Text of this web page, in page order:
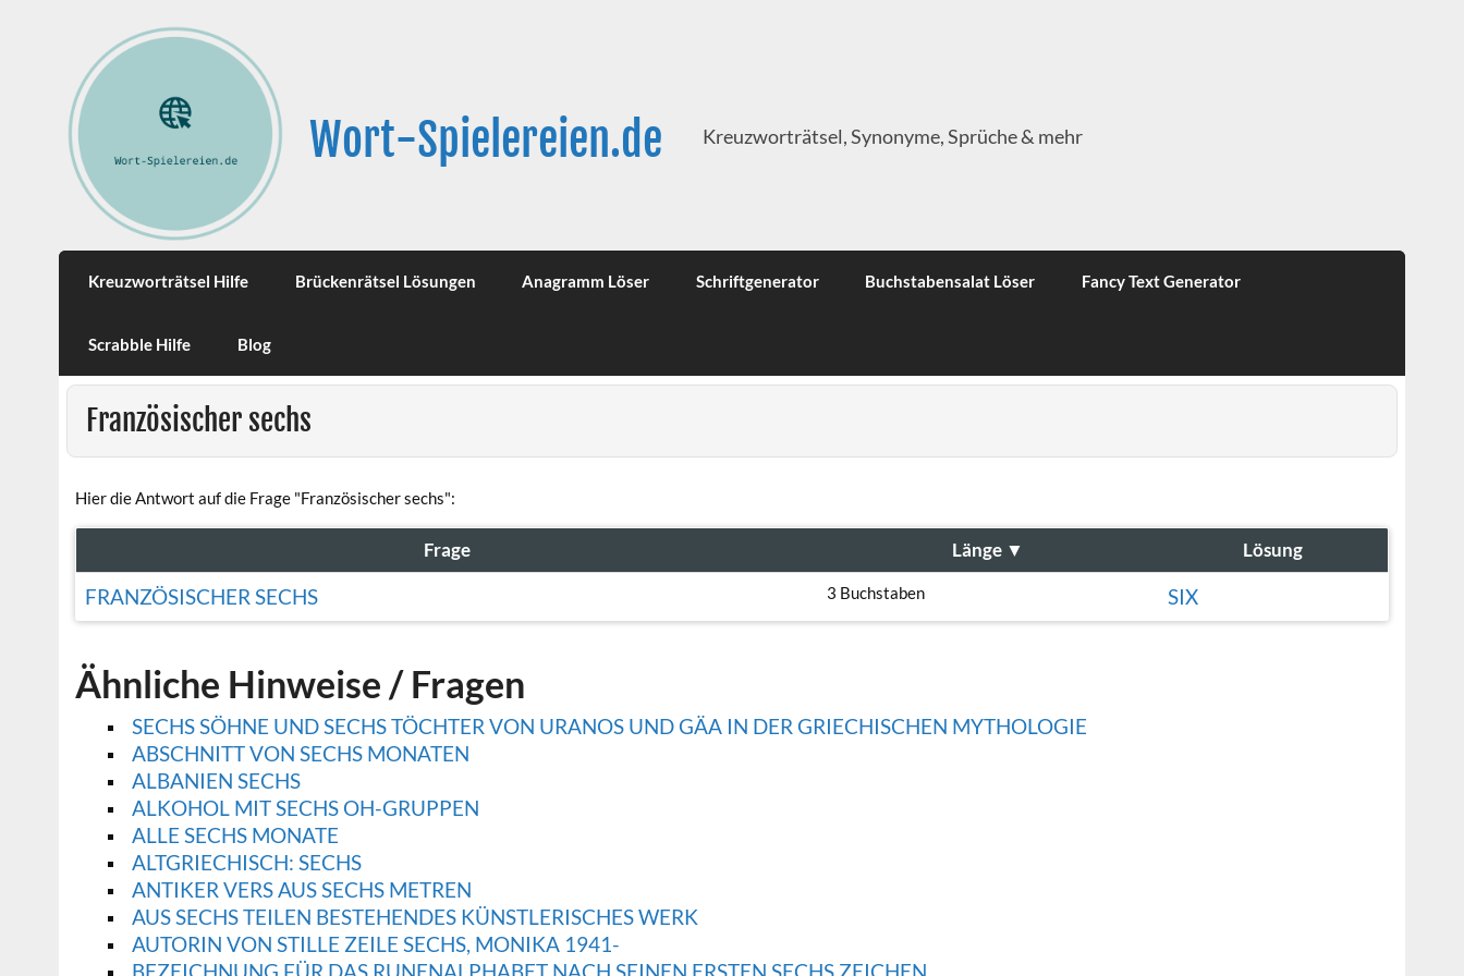
Wort-Spielereien.de Kreuzworträtsel, Synonyme, Sprüche & mehr
Kreuzworträtsel Hilfe Brückenrätsel Lösungen Anagramm Löser Schriftgenerator Buchstabensalat Löser Fancy Text Generator
Scrabble Hilfe Blog
Französischer sechs
Hier die Antwort auf die Frage "Französischer sechs":
Frage Länge ▼ Lösung
FRANZÖSISCHER SECHS 3 Buchstaben SIX
Ähnliche Hinweise / Fragen
SECHS SÖHNE UND SECHS TÖCHTER VON URANOS UND GÄA IN DER GRIECHISCHEN MYTHOLOGIE
ABSCHNITT VON SECHS MONATEN
ALBANIEN SECHS
ALKOHOL MIT SECHS OH-GRUPPEN
ALLE SECHS MONATE
ALTGRIECHISCH: SECHS
ANTIKER VERS AUS SECHS METREN
AUS SECHS TEILEN BESTEHENDES KÜNSTLERISCHES WERK
AUTORIN VON STILLE ZEILE SECHS, MONIKA 1941-